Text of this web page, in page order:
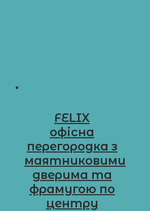
FELIX
офісна
перегородка з
маятниковими
дверима та
фрамугою по
центру